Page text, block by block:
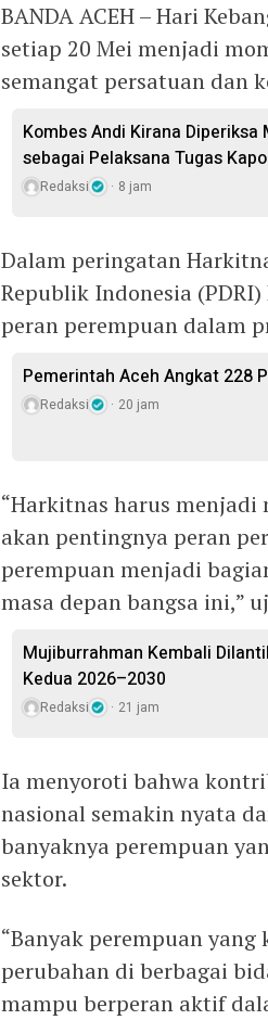
BANDA ACEH – Hari
setiap 20 Mei menjadi
semangat persatuan dan
Kombes Andi Kirana
sebagai Pelaksana Tugas
Redaksi 8 jam
Dalam peringatan
Republik Indonesia
peran perempuan dalam
Pemerintah Aceh Angkat 228
Redaksi 20 jam
“Harkitnas harus
akan pentingnya peran
perempuan menjadi
masa depan bangsa ini,”
Mujiburrahman Kembali
Kedua 2026–2030
Redaksi 21 jam
Ia menyoroti bahwa
nasional semakin nyata
banyaknya perempuan
sektor.
“Banyak perempuan
perubahan di berbagai
mampu berperan aktif